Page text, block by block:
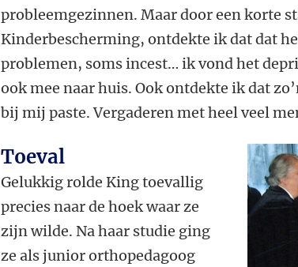
probleemgezinnen. Maar door een korte
Kinderbescherming, ontdekte ik dat dat
problemen, soms incest… ik vond het
ook mee naar huis. Ook ontdekte ik dat
bij mij paste. Vergaderen met heel veel
Toeval
Gelukkig rolde King toevallig
precies naar de hoek waar ze
zijn wilde. Na haar studie ging
ze als junior orthopedagoog